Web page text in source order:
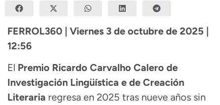
FERROL360 | Viernes 3 de octubre de 2025 |
12:56
El Premio Ricardo Carvalho Calero de
Investigación Lingüística e de Creación
Literaria regresa en 2025 tras nueve años sin